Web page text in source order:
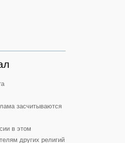
засчитываются
в этом
других религий